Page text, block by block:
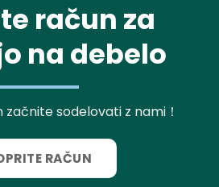
račun za
na debelo
začnite sodelovati z nami！
RAČUN